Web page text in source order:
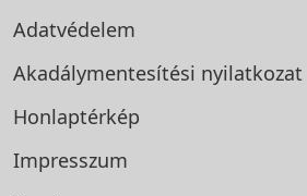
Adatvédelem
Akadálymentesítési nyilatkozat
Honlaptérkép
Impresszum